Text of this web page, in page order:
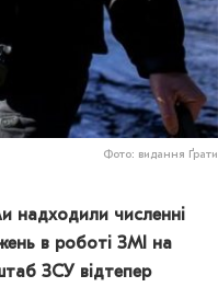
Фото: видання Ґрати
надходили численні
в роботі ЗМІ на
ЗСУ відтепер